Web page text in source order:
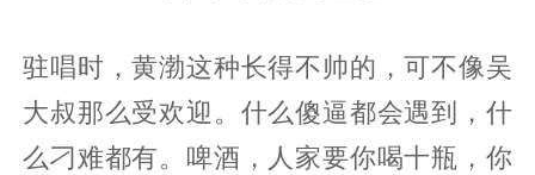
驻唱时，黄渤这种长得不帅的，可不像吴
大叔那么受欢迎。什么傻逼都会遇到，什
么刁难都有。啤酒，人家要你喝十瓶，你